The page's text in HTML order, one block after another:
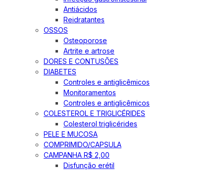
Antiácidos
Reidratantes
OSSOS
Osteoporose
Artrite e artrose
DORES E CONTUSÕES
DIABETES
Controles e antiglicêmicos
Monitoramentos
Controles e antiglicêmicos
COLESTEROL E TRIGLICÉRIDES
Colesterol triglicérides
PELE E MUCOSA
COMPRIMIDO/CAPSULA
CAMPANHA R$ 2,00
Disfunção erétil